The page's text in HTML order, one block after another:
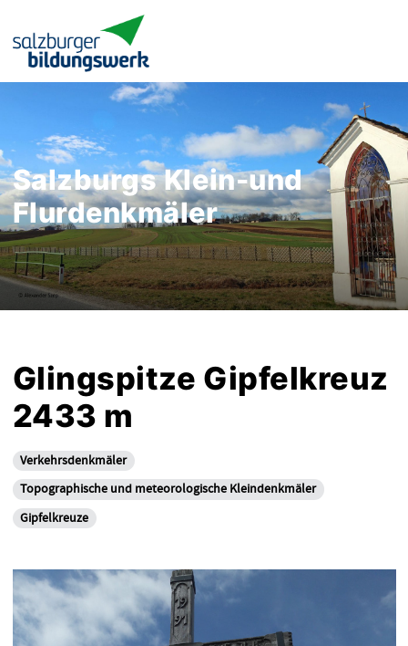
Salzburgs Klein-und
Flurdenkmäler
Glingspitze Gipfelkreuz
2433 m
Verkehrsdenkmäler
Topographische und meteorologische Kleindenkmäler
Gipfelkreuze